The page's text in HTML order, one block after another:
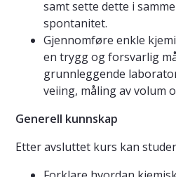
samt sette dette i
spontanitet.
Gjennomføre enkle
en trygg og forsvarlig
grunnleggende
veiing, måling av volum
Generell kunnskap
Etter avsluttet kurs kan